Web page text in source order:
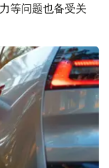
等问题也备受关